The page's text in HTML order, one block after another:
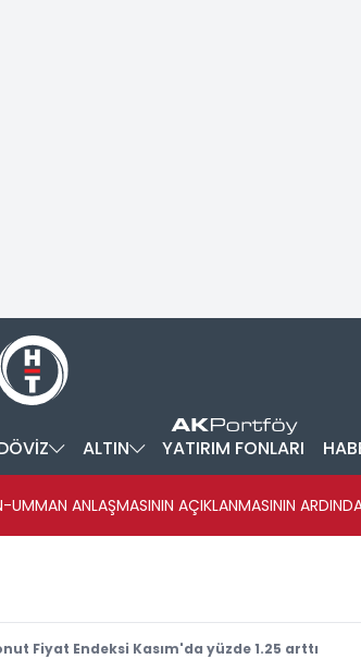
ALTIN YATIRIM FONLARI
UMMAN ANLAŞMASININ AÇIKLANMASININ
Fiyat Endeksi Kasım'da yüzde 1.25 arttı